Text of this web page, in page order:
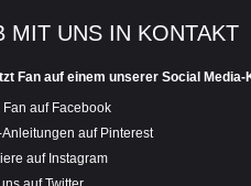
MIT UNS IN KONTAKT
Fan auf einem unserer Social Media-
Fan auf Facebook
Anleitungen auf Pinterest
auf Instagram